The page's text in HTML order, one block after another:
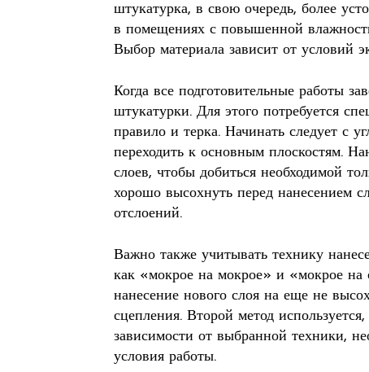
штукатурка, в свою очередь, более
в помещениях с повышенной
Выбор материала зависит от условий
Когда все подготовительные работы
штукатурки. Для этого потребуется
правило и терка. Начинать следует с
переходить к основным плоскостям.
слоев, чтобы добиться необходимой
хорошо высохнуть перед нанесением
отслоений.
Важно также учитывать технику
как «мокрое на мокрое» и «мокрое на
нанесение нового слоя на еще не
сцепления. Второй метод
зависимости от выбранной техники,
условия работы.